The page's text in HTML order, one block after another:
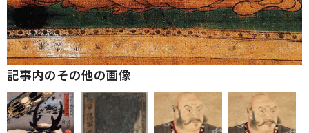
記事内のその他の画像